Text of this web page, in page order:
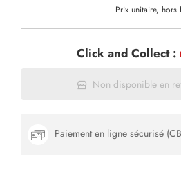
Prix unitaire, hors
Click and Collect :
Non disponible en
Paiement en ligne sécurisé